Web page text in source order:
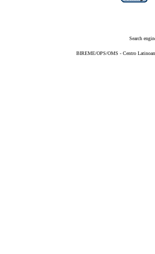
Search
BIREME/OPS/OMS - Centro